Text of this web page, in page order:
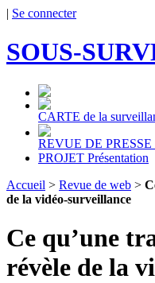
| Se connecter
SOUS-
CARTE de la
REVUE DE PRESSE
PROJET Présentation
Accueil > Revue de web >
de la vidéo-surveillance
Ce qu’une
révèle de la